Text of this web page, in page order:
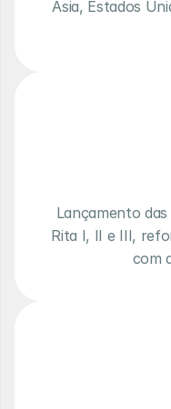
Ásia, Estados
Lançamento
Rita I, II e III,
com